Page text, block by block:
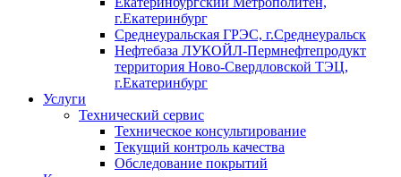
г.Екатеринбург
Среднеуральская ГРЭС, г.Среднеуральск
Нефтебаза ЛУКОЙЛ-Пермнефтепродукт
территория Ново-Свердловской ТЭЦ,
г.Екатеринбург
Услуги
Технический сервис
Техническое консультирование
Текущий контроль качества
Обследование покрытий